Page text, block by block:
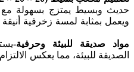
حديث وبسيط يمتزج بسهولة مع
ويعمل بمثابة لمسة زخرفية
مواد صديقة للبيئة وحرفية-
الصديقة للبيئة، مما يعكس